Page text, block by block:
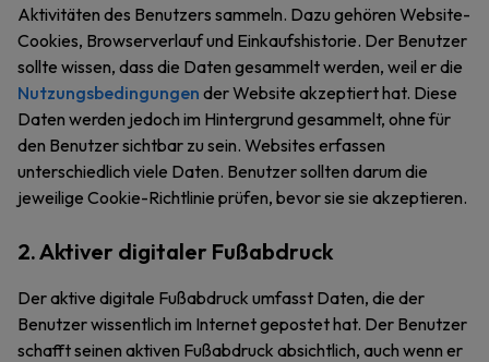
Aktivitäten des Benutzers sammeln. Dazu gehören Website-
Cookies, Browserverlauf und Einkaufshistorie. Der Benutzer
sollte wissen, dass die Daten gesammelt werden, weil er die
Nutzungsbedingungen der Website akzeptiert hat. Diese
Daten werden jedoch im Hintergrund gesammelt, ohne für
den Benutzer sichtbar zu sein. Websites erfassen
unterschiedlich viele Daten. Benutzer sollten darum die
jeweilige Cookie-Richtlinie prüfen, bevor sie sie akzeptieren.
2. Aktiver digitaler Fußabdruck
Der aktive digitale Fußabdruck umfasst Daten, die der
Benutzer wissentlich im Internet gepostet hat. Der Benutzer
schafft seinen aktiven Fußabdruck absichtlich, auch wenn er